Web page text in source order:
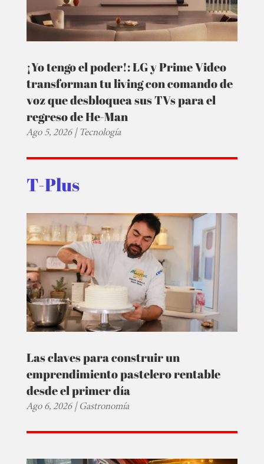
¡Yo tengo el poder!: LG y Prime Video
transforman tu living con comando de
voz que desbloquea sus TVs para el
regreso de He-Man
Ago 5, 2026|Tecnología
T-Plus
Las claves para construir un
emprendimiento pastelero rentable
desde el primer día
Ago 6, 2026|Gastronomía